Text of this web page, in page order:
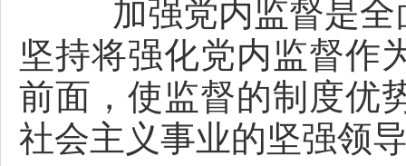
加强党内监督是全
坚持将强化党内监督作
前面，使监督的制度优
社会主义事业的坚强领